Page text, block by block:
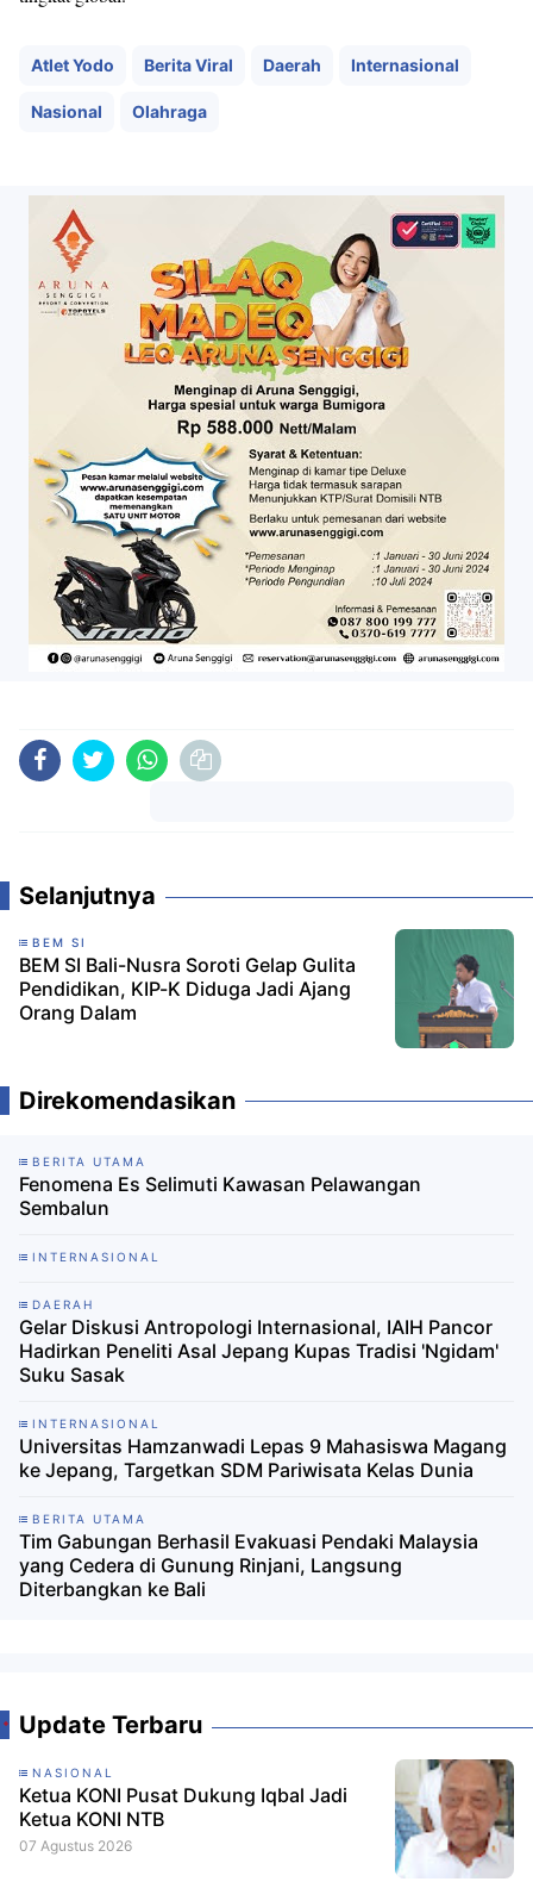
Atlet Yodo Berita Viral Daerah Internasional
Nasional Olahraga
Selanjutnya
BEM SI
BEM SI Bali-Nusra Soroti Gelap Gulita
Pendidikan, KIP-K Diduga Jadi Ajang
Orang Dalam
Direkomendasikan
BERITA UTAMA
Fenomena Es Selimuti Kawasan Pelawangan
Sembalun
INTERNASIONAL
DAERAH
Gelar Diskusi Antropologi Internasional, IAIH Pancor
Hadirkan Peneliti Asal Jepang Kupas Tradisi 'Ngidam'
Suku Sasak
INTERNASIONAL
Universitas Hamzanwadi Lepas 9 Mahasiswa Magang
ke Jepang, Targetkan SDM Pariwisata Kelas Dunia
BERITA UTAMA
Tim Gabungan Berhasil Evakuasi Pendaki Malaysia
yang Cedera di Gunung Rinjani, Langsung
Diterbangkan ke Bali
Update Terbaru
NASIONAL
Ketua KONI Pusat Dukung Iqbal Jadi
Ketua KONI NTB
07 Agustus 2026